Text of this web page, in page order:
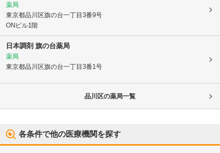
薬局
東京都品川区旗の台一丁目3番9号
ONビル1階
日本調剤 旗の台薬局
薬局
東京都品川区旗の台一丁目3番1号
品川区の薬局一覧
各条件で他の医療機関を探す